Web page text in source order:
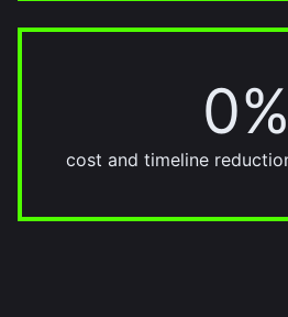
0%
30%
cost and timeline